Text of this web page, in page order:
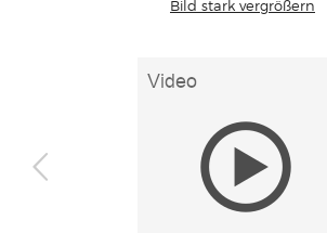
Bild stark vergrößern